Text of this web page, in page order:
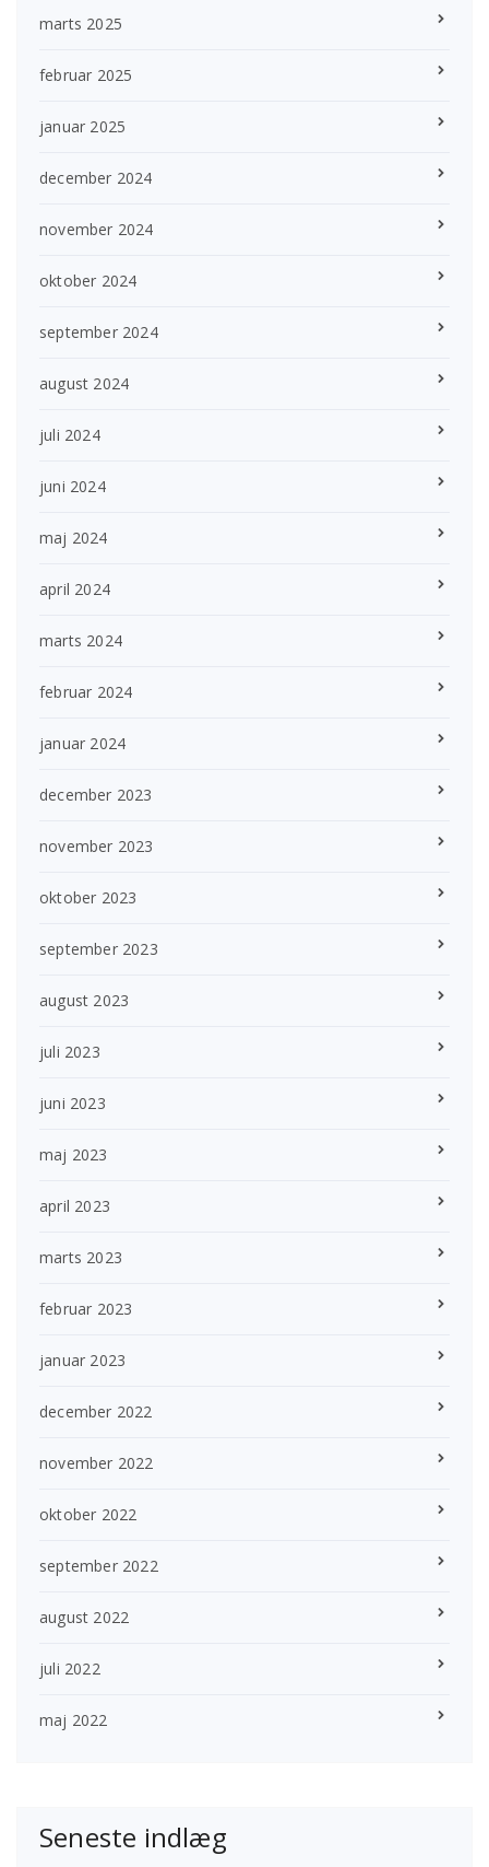
marts 2025
februar 2025
januar 2025
december 2024
november 2024
oktober 2024
september 2024
august 2024
juli 2024
juni 2024
maj 2024
april 2024
marts 2024
februar 2024
januar 2024
december 2023
november 2023
oktober 2023
september 2023
august 2023
juli 2023
juni 2023
maj 2023
april 2023
marts 2023
februar 2023
januar 2023
december 2022
november 2022
oktober 2022
september 2022
august 2022
juli 2022
maj 2022
Seneste indlæg